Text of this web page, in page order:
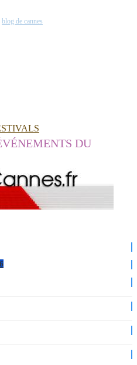
blog de cannes
DU